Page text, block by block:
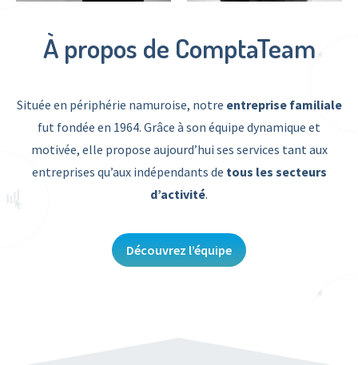
À propos de ComptaTeam
Située en périphérie namuroise, notre entreprise familiale
fut fondée en 1964. Grâce à son équipe dynamique et
motivée, elle propose aujourd’hui ses services tant aux
entreprises qu’aux indépendants de tous les secteurs
d’activité.
Découvrez l’équipe